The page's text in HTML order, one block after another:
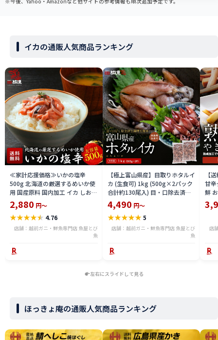
イカの通販人気商品ランキング
≪家計応援価格≫いかの塩辛
500g 北海道の厳選するめいか使
用 国産原料 国内加工 イカ しおか
ら おつまみ 酒 厳選素材 送料無料
ika2212-500a
2,880 円～
★★★★★ 4.76
店舗：越前ガニ・鮮魚専門店 魚屋とび
魚
【極上富山県産】目取りホタルイ
カ (生食可) 1kg (500g×2パック
合計約130尾入) 目・口除去済み
ほたるいか 刺身 生 個別冷凍 いか
めし 酢味噌あえ 沖漬け 海鮮 通販
送料無料 hoika2502
4,490 円～
★★★★★ 5
店舗：越前ガニ・鮮魚専門店 魚屋とび
魚
【
甘辛
鮮
き
店
左右にスライドして見る
ほっきょ庵の通販人気商品ランキング